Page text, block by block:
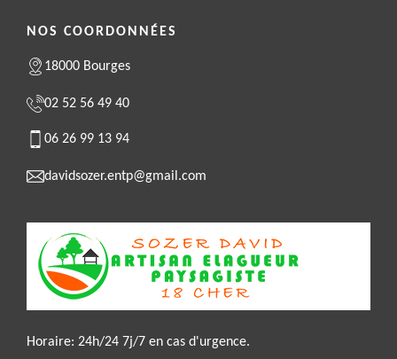
NOS COORDONNÉES
18000 Bourges
02 52 56 49 40
06 26 99 13 94
davidsozer.entp@gmail.com
Horaire: 24h/24 7j/7 en cas d'urgence.